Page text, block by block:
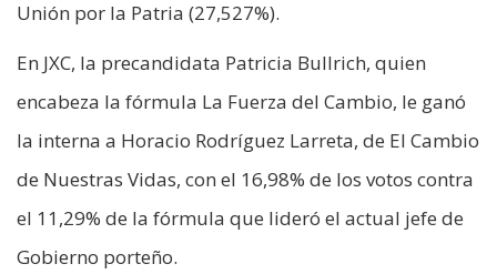
Unión por la Patria (27,527%).
En JXC, la precandidata Patricia Bullrich, quien
encabeza la fórmula La Fuerza del Cambio, le ganó
la interna a Horacio Rodríguez Larreta, de El Cambio
de Nuestras Vidas, con el 16,98% de los votos contra
el 11,29% de la fórmula que lideró el actual jefe de
Gobierno porteño.